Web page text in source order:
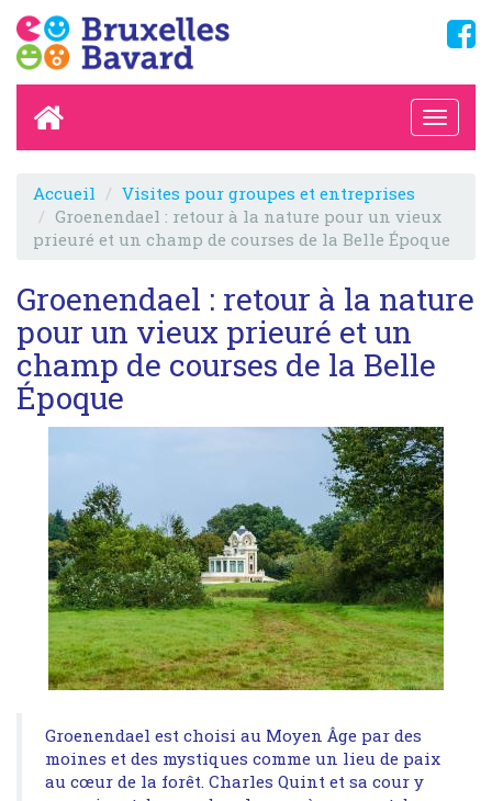
Accueil
Visites pour groupes et entreprises
Groenendael : retour à la nature pour un vieux
prieuré et un champ de courses de la Belle Époque
Groenendael : retour à la nature
pour un vieux prieuré et un
champ de courses de la Belle
Époque
Groenendael est choisi au Moyen Âge par des
moines et des mystiques comme un lieu de paix
au cœur de la forêt. Charles Quint et sa cour y